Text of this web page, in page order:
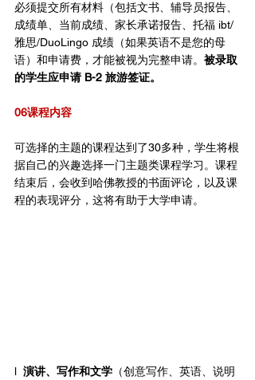
必须提交所有材料（包括文书、辅导员报告、
成绩单、当前成绩、家长承诺报告、托福 ibt/
雅思/DuoLingo 成绩（如果英语不是您的母
语）和申请费，才能被视为完整申请。 被录取
的学生应申请 B-2 旅游签证。
06课程内容
可选择的主题的课程达到了30多种，学生将根
据自己的兴趣选择一门主题类课程学习。课程
结束后，会收到哈佛教授的书面评论，以及课
程的表现评分，这将有助于大学申请。
l 演讲、写作和文学 （创意写作、英语、说明